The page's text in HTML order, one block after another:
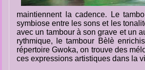
maintiennent la cadence. Le
symbiose entre les sons et les
avec un tambour à son grave et un
rythmique, le tambour Bèlè
répertoire Gwoka, on trouve des
ces expressions artistiques dans la